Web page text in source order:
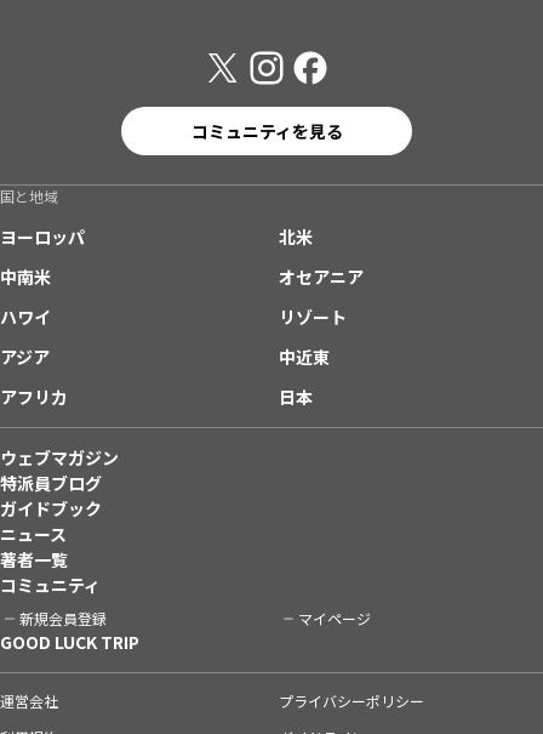
コミュニティを見る
国と地域
ヨーロッパ
北米
中南米
オセアニア
ハワイ
リゾート
アジア
中近東
アフリカ
日本
ウェブマガジン
特派員ブログ
ガイドブック
ニュース
著者一覧
コミュニティ
新規会員登録 マイページ
GOOD LUCK TRIP
運営会社
プライバシーポリシー